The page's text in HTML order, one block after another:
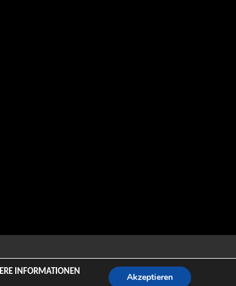
INFORMATIONEN
Akzeptieren